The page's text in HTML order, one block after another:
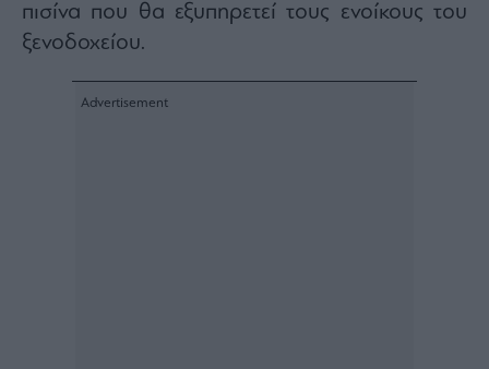
πισίνα που θα εξυπηρετεί τους ενοίκους του
ξενοδοχείου.